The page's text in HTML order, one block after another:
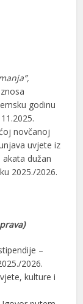
godinu
novčanoj
uvjete iz
dužan
2025./2026.
–
2026.
kulture i